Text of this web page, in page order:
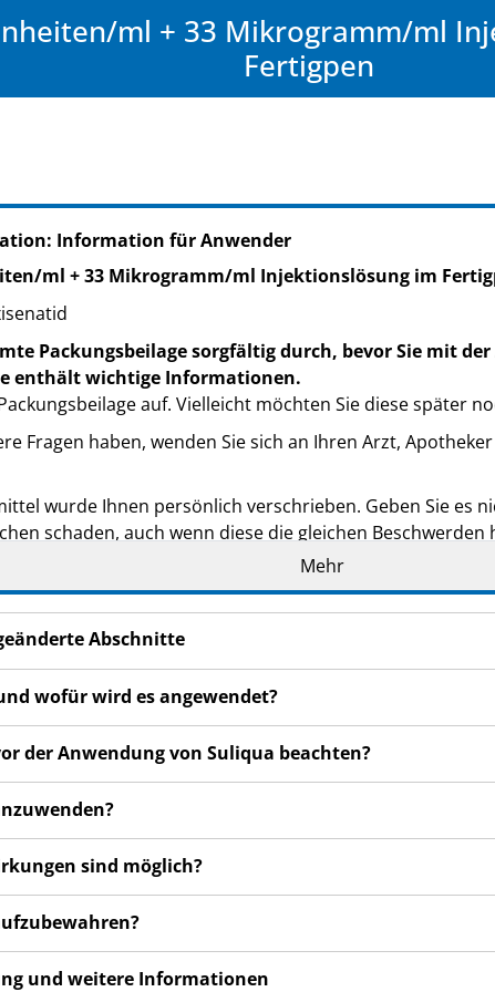
ml + 33 Mikrogramm/ml
Fertigpen
Information für Anwender
ml + 33 Mikrogramm/ml Injektionslösung im
Packungsbeilage sorgfältig durch, bevor Sie mit
enthält wichtige Informationen.
auf. Vielleicht möchten Sie diese später
Fragen haben, wenden Sie sich an Ihren Arzt,
wurde Ihnen persönlich verschrieben. Geben Sie es
schaden, auch wenn diese die gleichen Beschwerden
bemerken, wenden Sie sich bitte an Ihren
die nicht in dieser Packungsbeilage angegeben sind.
Mehr
Abschnitte
wofür wird es angewendet?
der Anwendung von Suliqua beachten?
sind möglich?
und weitere Informationen